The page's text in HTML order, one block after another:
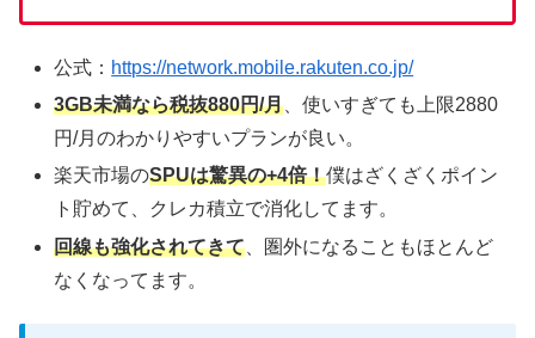
公式： https://network.mobile.rakuten.co.jp/
3GB未満なら税抜880円/月 、使いすぎても上限2880
円/月のわかりやすいプランが良い。
楽天市場のSPUは驚異の+4倍！僕はざくざくポイン
ト貯めて、クレカ積立で消化してます。
回線も強化されてきて 、圏外になることもほとんど
なくなってます。